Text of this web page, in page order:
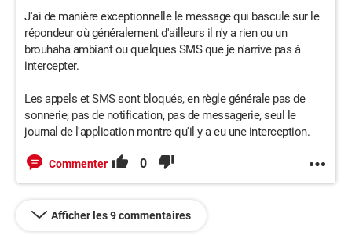
J'ai de manière exceptionnelle le message qui bascule sur le
répondeur où généralement d'ailleurs il n'y a rien ou un
brouhaha ambiant ou quelques SMS que je n'arrive pas à
intercepter.
Les appels et SMS sont bloqués, en règle générale pas de
sonnerie, pas de notification, pas de messagerie, seul le
journal de l'application montre qu'il y a eu une interception.
Commenter 0
Afficher les 9 commentaires